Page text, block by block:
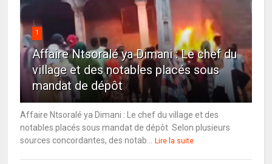
1
Affaire Ntsoralé ya Dimani : Le chef du
village et des notables placés sous
mandat de dépôt
Affaire Ntsoralé ya Dimani : Le chef du village et des
notables placés sous mandat de dépôt Selon plusieurs
sources concordantes, des notab...
Lire la suite